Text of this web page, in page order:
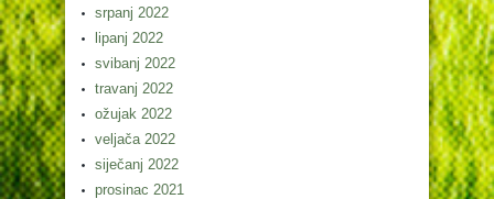
srpanj 2022
lipanj 2022
svibanj 2022
travanj 2022
ožujak 2022
veljača 2022
siječanj 2022
prosinac 2021